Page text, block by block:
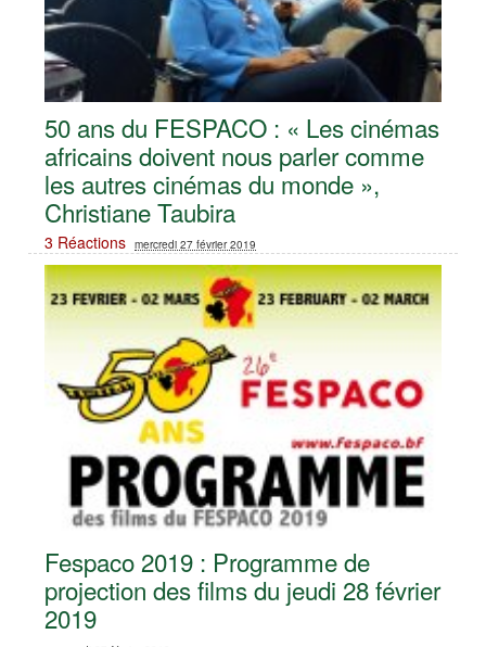
50 ans du FESPACO : « Les cinémas
africains doivent nous parler comme
les autres cinémas du monde »,
Christiane Taubira
3 Réactions mercredi 27 février 2019
Fespaco 2019 : Programme de
projection des films du jeudi 28 février
2019